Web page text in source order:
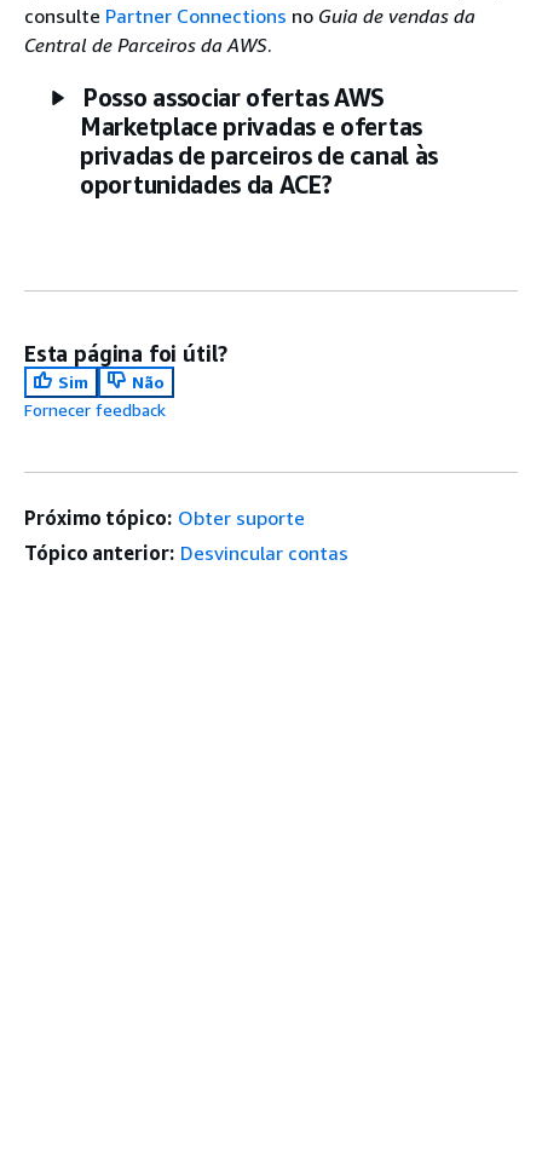
consulte Partner Connections no Guia de vendas da
Central de Parceiros da AWS.
Posso associar ofertas AWS
Marketplace privadas e ofertas
privadas de parceiros de canal às
oportunidades da ACE?
Esta página foi útil?
Sim
Não
Fornecer feedback
Próximo tópico: Obter suporte
Tópico anterior: Desvincular contas